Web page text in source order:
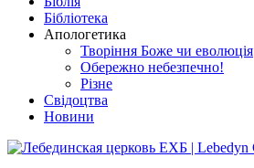
Бібліотека
Апологетика
Творіння Боже чи еволюція
Обережно небезпечно!
Різне
Свідоцтва
Новини